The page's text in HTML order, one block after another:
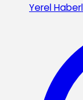
Yerel